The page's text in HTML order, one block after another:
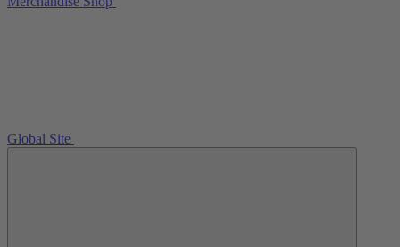
Global Site